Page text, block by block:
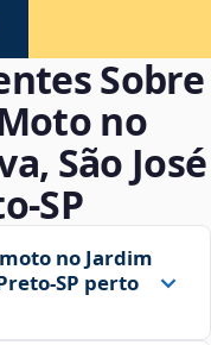
Sobre
no
São José
no Jardim
perto